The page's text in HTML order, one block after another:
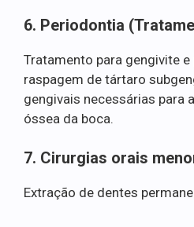
6. Periodontia
Tratamento para gengivite
raspagem de tártaro
gengivais necessárias para
óssea da boca.
7. Cirurgias orais
Extração de dentes